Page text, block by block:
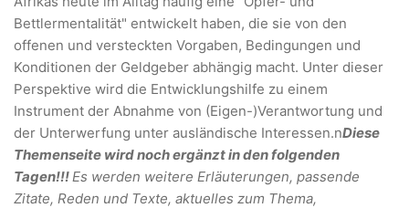
Bettlermentalität" entwickelt haben, die sie von den
offenen und versteckten Vorgaben, Bedingungen und
Konditionen der Geldgeber abhängig macht. Unter dieser
Perspektive wird die Entwicklungshilfe zu einem
Instrument der Abnahme von (Eigen-)Verantwortung und
der Unterwerfung unter ausländische Interessen.nDiese
Themenseite wird noch ergänzt in den folgenden
Tagen!!! Es werden weitere Erläuterungen, passende
Zitate, Reden und Texte, aktuelles zum Thema,